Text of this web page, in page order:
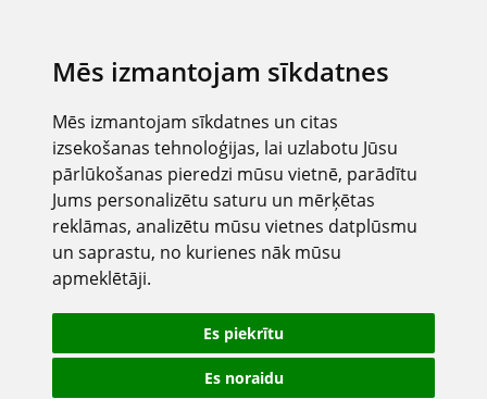
Mēs izmantojam sīkdatnes
Mēs izmantojam sīkdatnes un citas
izsekošanas tehnoloģijas, lai uzlabotu Jūsu
pārlūkošanas pieredzi mūsu vietnē, parādītu
Jums personalizētu saturu un mērķētas
reklāmas, analizētu mūsu vietnes datplūsmu
un saprastu, no kurienes nāk mūsu
apmeklētāji.
Es piekrītu
Es noraidu